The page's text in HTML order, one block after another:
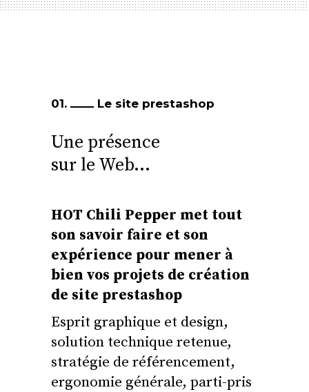
01. Le site prestashop
Une présence
sur le Web…
HOT Chili Pepper met tout
son savoir faire et son
expérience pour mener à
bien vos projets de création
de site prestashop
Esprit graphique et design,
solution technique retenue,
stratégie de référencement,
ergonomie générale, parti-pris